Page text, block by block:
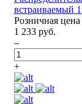
встраиваемый
Розничная цена
1 233 руб.
–
+